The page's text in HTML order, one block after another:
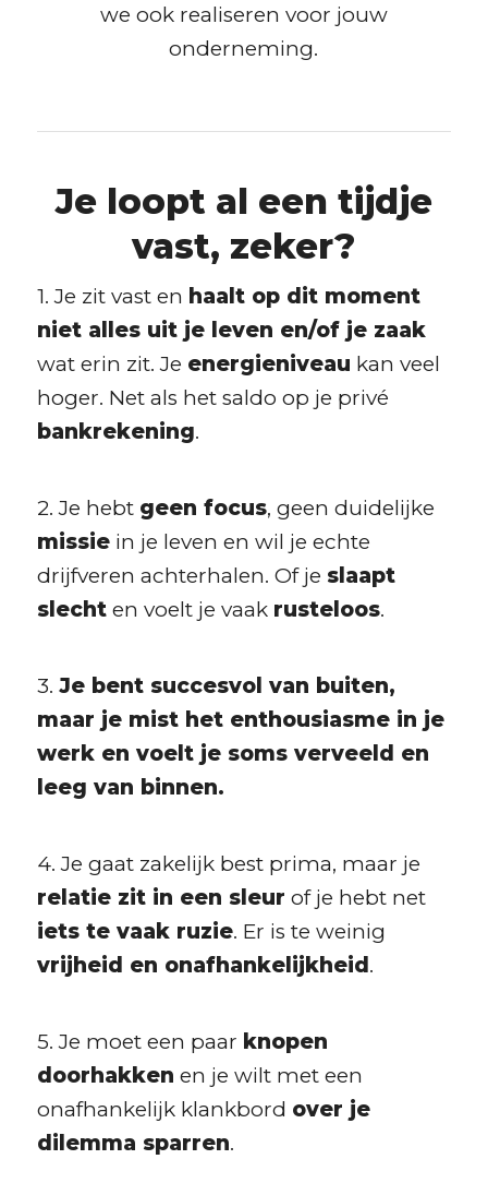
we ook realiseren voor jouw
onderneming.
Je loopt al een tijdje
vast, zeker?
1. Je zit vast en haalt op dit moment
niet alles uit je leven en/of je zaak
wat erin zit. Je energieniveau kan veel
hoger. Net als het saldo op je privé
bankrekening.
2. Je hebt geen focus, geen duidelijke
missiein je leven en wil je echte
drijfveren achterhalen. Of je slaapt
slechten voelt je vaak rusteloos.
3. Je bent succesvol van buiten,
maar je mist het enthousiasme in je
werk en voelt je soms verveeld en
leeg van binnen.
4. Je gaat zakelijk best prima, maar je
relatie zit in een sleur of je hebt net
iets te vaak ruzie. Er is te weinig
vrijheid en onafhankelijkheid .
5. Je moet een paar knopen
doorhakken en je wilt met een
onafhankelijk klankbord over je
dilemma sparren.